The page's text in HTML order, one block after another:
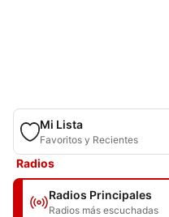
Mi Lista
Favoritos y Recientes
Radios
Radios Principales
Radios más escuchadas